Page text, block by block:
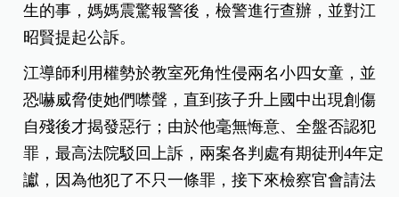
生的事，媽媽震驚報警後，檢警進行查辦，並對江
昭賢提起公訴。
江導師利用權勢於教室死角性侵兩名小四女童，並
恐嚇威脅使她們噤聲，直到孩子升上國中出現創傷
自殘後才揭發惡行；由於他毫無悔意、全盤否認犯
罪，最高法院駁回上訴，兩案各判處有期徒刑4年定
讞，因為他犯了不只一條罪，接下來檢察官會請法